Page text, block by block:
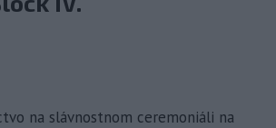
na slávnostnom ceremoniáli na